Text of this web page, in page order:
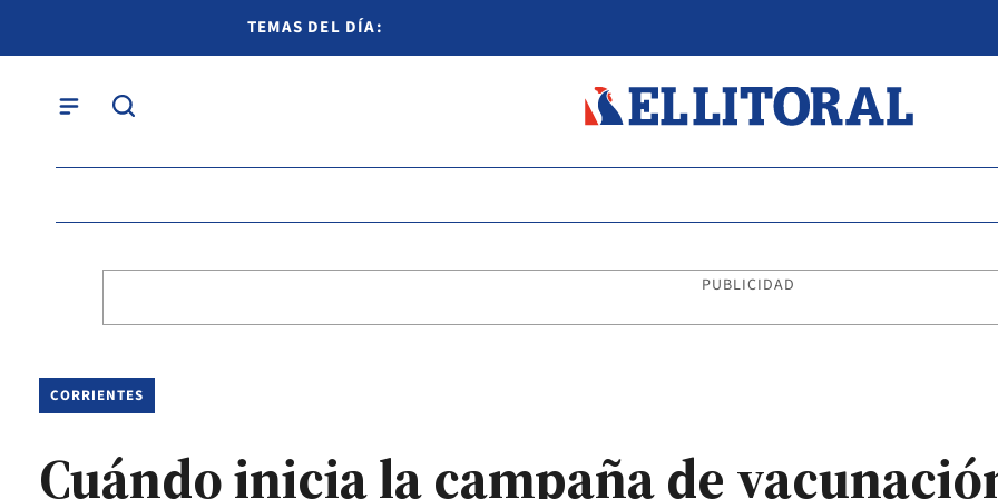
TEMAS DEL DÍA:
PUBLICIDAD
CORRIENTES
Cuándo inicia la campaña de